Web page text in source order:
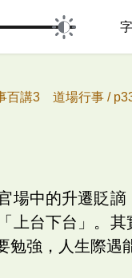
百講3 道場行事 /
場中的升遷貶
上台下台」。
強，人生際遇